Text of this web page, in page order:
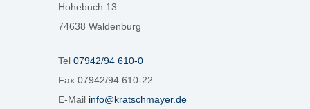
Hohebuch 13
74638 Waldenburg
Tel 07942/94 610-0
Fax 07942/94 610-22
E-Mail info@kratschmayer.de